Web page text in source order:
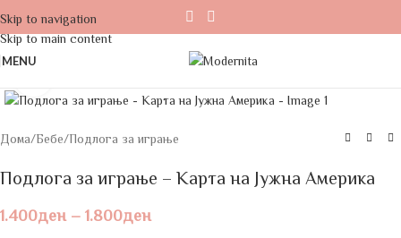
Skip to navigation
Skip to main content
MENU
Дома/Бебе/Подлога за играње
Подлога за играње – Карта на Јужна Америка
1.400ден – 1.800ден